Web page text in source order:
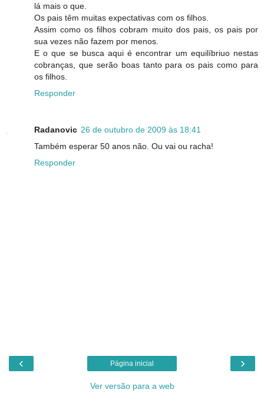
lá mais o que.
Os pais têm muitas expectativas com os filhos.
Assim como os filhos cobram muito dos pais, os pais por
sua vezes não fazem por menos.
E o que se busca aqui é encontrar um equilíbriuo nestas
cobranças, que serão boas tanto para os pais como para
os filhos.
Responder
Radanovic 26 de outubro de 2009 às 18:41
Também esperar 50 anos não. Ou vai ou racha!
Responder
‹ ›
Página inicial
Ver versão para a web